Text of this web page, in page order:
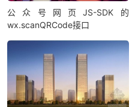
公众号网页JS-SDK的
wx.scanQRCode接口